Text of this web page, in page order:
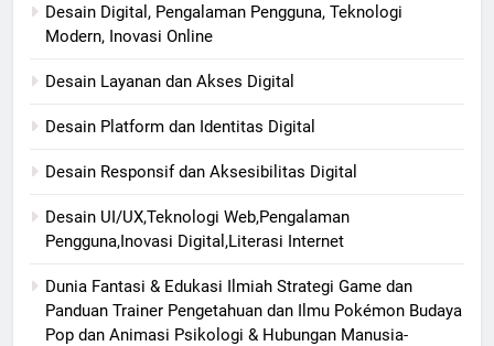
Desain Digital, Pengalaman Pengguna, Teknologi
Modern, Inovasi Online
Desain Layanan dan Akses Digital
Desain Platform dan Identitas Digital
Desain Responsif dan Aksesibilitas Digital
Desain UI/UX,Teknologi Web,Pengalaman
Pengguna,Inovasi Digital,Literasi Internet
Dunia Fantasi & Edukasi Ilmiah Strategi Game dan
Panduan Trainer Pengetahuan dan Ilmu Pokémon Budaya
Pop dan Animasi Psikologi & Hubungan Manusia-